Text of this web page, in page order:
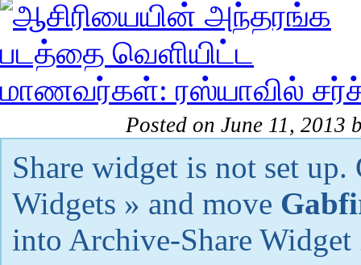
Posted on June 11, 2013
Share widget is not set
Widgets » and move
into Archive-Share Widget